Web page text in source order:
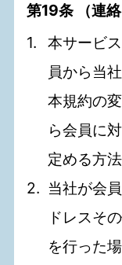
第19条 （連絡
本サービ
員から当
本規約の
ら会員に
定める方
当社が会
ドレスそ
を行った